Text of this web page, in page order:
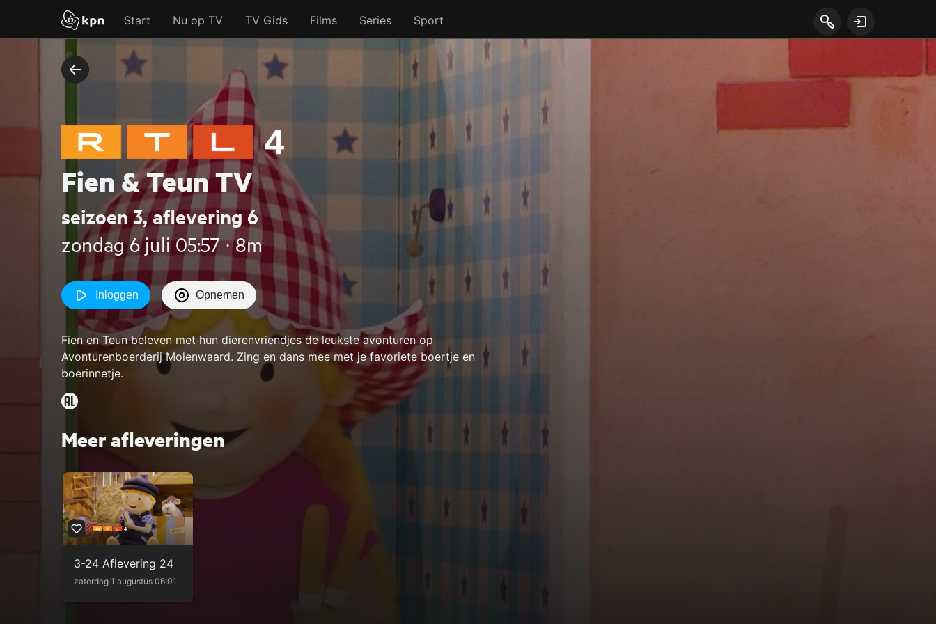
Start Nu op TV TV Gids Films Series Sport
Fien & Teun TV
seizoen 3, aflevering 6
zondag 6 juli 05:57 ‧ 8m
Inloggen Opnemen
Fien en Teun beleven met hun dierenvriendjes de leukste avonturen op
Avonturenboerderij Molenwaard. Zing en dans mee met je favoriete boertje en
boerinnetje.
Meer afleveringen
3-24 Aflevering 24
zaterdag 1 augustus 06:01 ‧ 12m